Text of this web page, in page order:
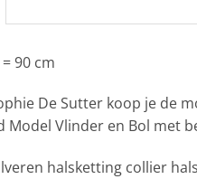
90 cm
De Sutter koop je de
Model Vlinder en Bol met
halsketting collier